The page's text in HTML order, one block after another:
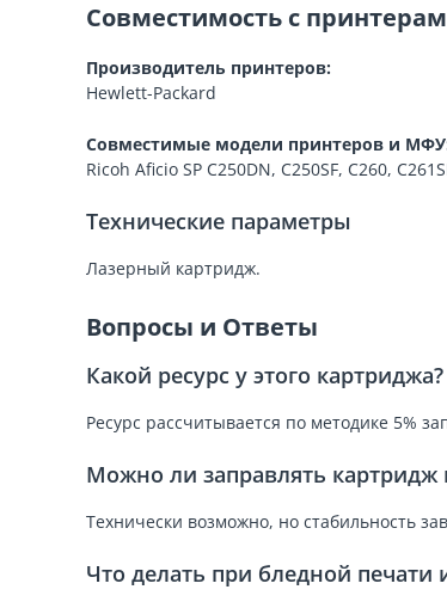
Совместимость с
Производитель принтеров:
Hewlett-Packard
Совместимые модели принтеров и
Ricoh Aficio SP C250DN, C250SF, C260,
Технические параметры
Лазерный картридж.
Вопросы и Ответы
Какой ресурс у этого картриджа?
Ресурс рассчитывается по методике 5%
Можно ли заправлять картридж
Технически возможно, но стабильность
Что делать при бледной печати